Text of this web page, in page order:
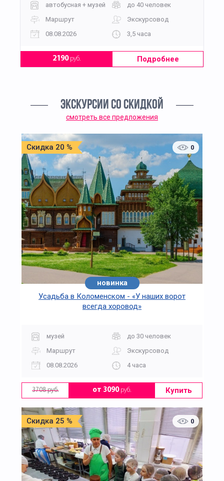
автобусная + музей
до 40 человек
Маршрут
Экскурсовод
08.08.2026
3,5 часа
2190руб. Подробнее
ЭКСКУРСИИ СО СКИДКОЙ
смотреть все предложения
Скидка 20 % 0
новинка
Усадьба в Коломенском - «У наших ворот
всегда хоровод»
музей
до 30 человек
Маршрут
Экскурсовод
08.08.2026
4 часа
3708 руб. от 3090руб. Купить
Скидка 25 % 0